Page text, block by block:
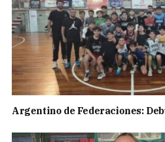
Argentino de Federaciones: